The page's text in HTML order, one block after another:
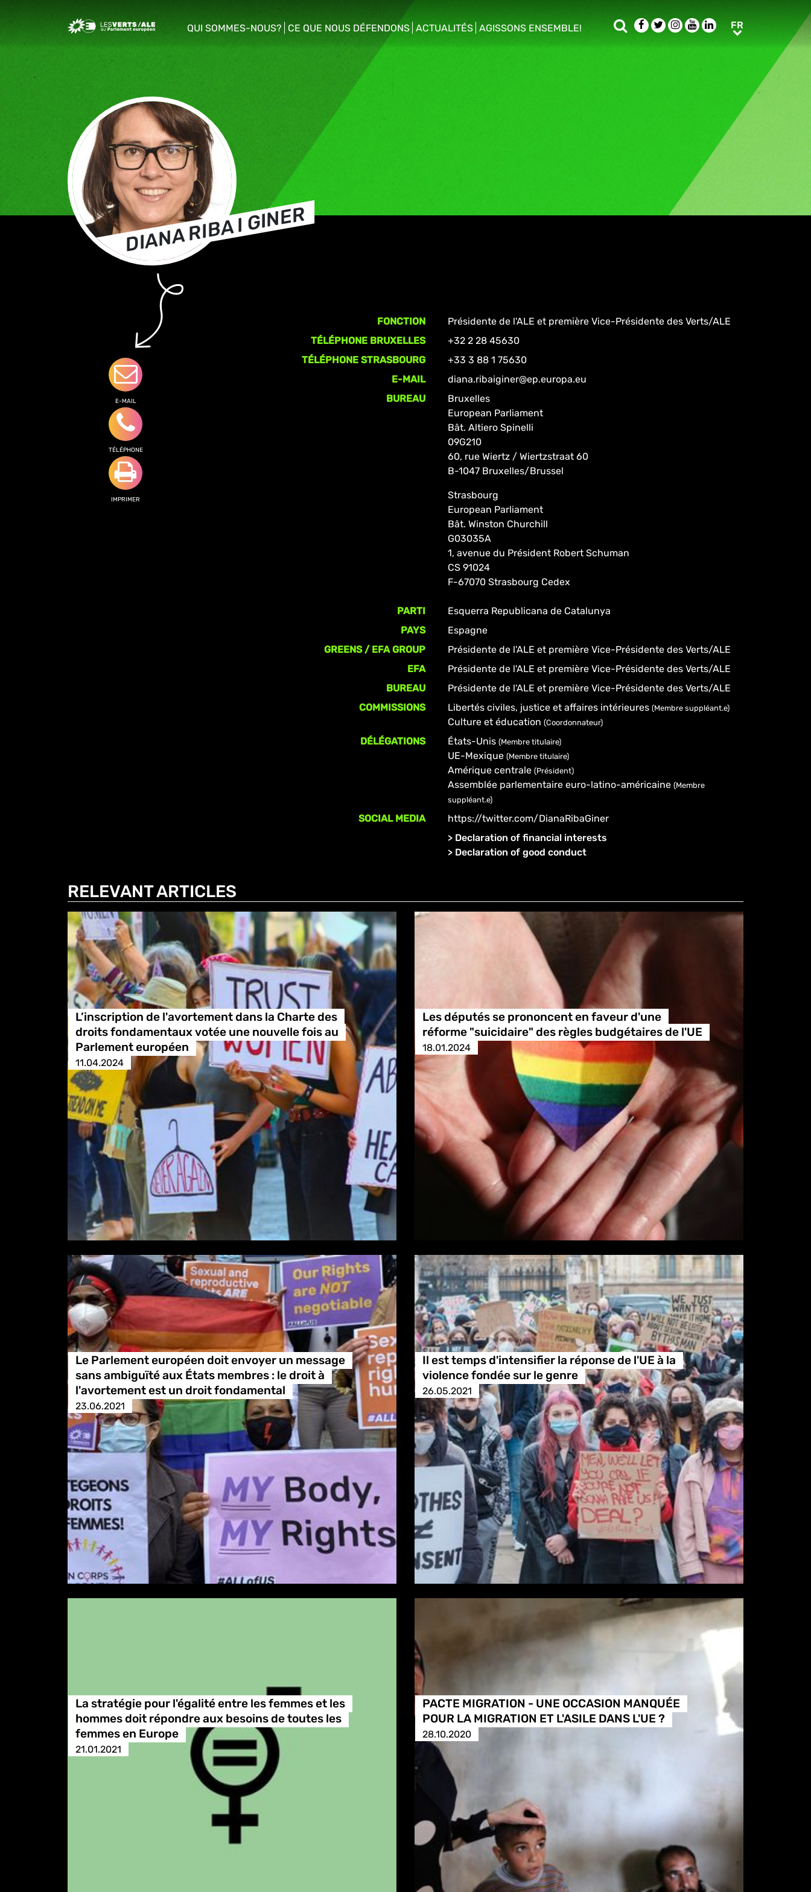
Greens/EFA Home
QUI SOMMES-NOUS?
show/hide sub menu
CE QUE NOUS DÉFENDONS
show/hide sub menu
ACTUALITÉS
show/hide sub menu
AGISSONS ENSEMBLE!
show/hide sub menu
Rechercher
Facebook
TwitterInstagram
YoutubeLinkedIn
FR
DIANA RIBA I GINER
E-MAIL
TÉLÉPHONE
IMPRIMER
FONCTION
Présidente de l'ALE et première Vice-Présidente des Verts/ALE
TÉLÉPHONE BRUXELLES
+32 2 28 45630
TÉLÉPHONE STRASBOURG
+33 3 88 1 75630
E-MAIL
diana.ribaiginer@ep.europa.eu
BUREAU
Bruxelles
European Parliament
Bât. Altiero Spinelli
09G210
60, rue Wiertz / Wiertzstraat 60
B-1047 Bruxelles/Brussel
Strasbourg
European Parliament
Bât. Winston Churchill
G03035A
1, avenue du Président Robert Schuman
CS 91024
F-67070 Strasbourg Cedex
PARTI
Esquerra Republicana de Catalunya
PAYS
Espagne
GREENS / EFA GROUP
Présidente de l'ALE et première Vice-Présidente des Verts/ALE
EFA
Présidente de l'ALE et première Vice-Présidente des Verts/ALE
BUREAU
Présidente de l'ALE et première Vice-Présidente des Verts/ALE
COMMISSIONS
Libertés civiles, justice et affaires intérieures(Membre suppléant.e)
Culture et éducation(Coordonnateur)
DÉLÉGATIONS États-Unis(Membre titulaire)
UE-Mexique(Membre titulaire)
Amérique centrale(Président)
Assemblée parlementaire euro-latino-américaine(Membre
suppléant.e)
SOCIAL MEDIA
https://twitter.com/DianaRibaGiner
> Declaration of financial interests
> Declaration of good conduct
RELEVANT ARTICLES
L’inscription de l'avortement dans la Charte des
droits fondamentaux votée une nouvelle fois au
Parlement européen
11.04.2024
Les députés se prononcent en faveur d'une
réforme "suicidaire" des règles budgétaires de l'UE
18.01.2024
Le Parlement européen doit envoyer un message
sans ambiguïté aux États membres : le droit à
l'avortement est un droit fondamental
23.06.2021
Il est temps d'intensifier la réponse de l'UE à la
violence fondée sur le genre
26.05.2021
La stratégie pour l'égalité entre les femmes et les
hommes doit répondre aux besoins de toutes les
femmes en Europe
21.01.2021
PACTE MIGRATION - UNE OCCASION MANQUÉE
POUR LA MIGRATION ET L'ASILE DANS L'UE ?
28.10.2020